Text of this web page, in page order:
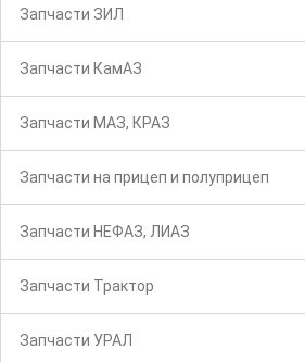
Запчасти ЗИЛ
Запчасти КамАЗ
Запчасти МАЗ, КРАЗ
Запчасти на прицеп и полуприцеп
Запчасти НЕФАЗ, ЛИАЗ
Запчасти Трактор
Запчасти УРАЛ